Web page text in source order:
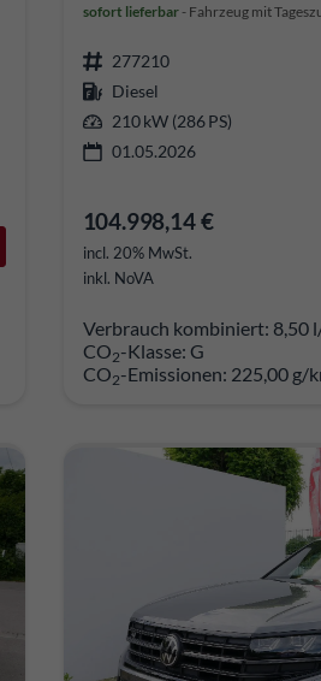
Fahrzeug parken
sofort lieferbar Fahrzeug mit
277210
Diesel
210 kW (286 PS)
01.05.2026
104.998,14 €
incl. 20% MwSt.
inkl. NoVA
Verbrauch kombiniert: 8,50
CO2-Klasse: G
CO2-Emissionen: 225,00 g/